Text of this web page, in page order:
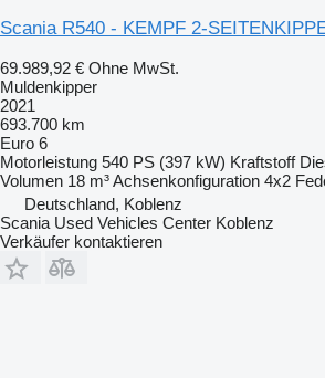
Scania R540 - KEMPF 2-
69.989,92 € Ohne MwSt.
Muldenkipper
2021
693.700 km
Euro 6
Motorleistung 540 PS (397 kW) Kraftstoff
Volumen 18 m³Achsenkonfiguration 4x2
Deutschland, Koblenz
Scania Used Vehicles Center Koblenz
Verkäufer kontaktieren